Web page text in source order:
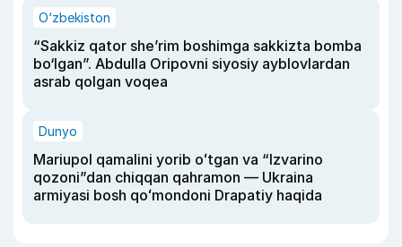
O‘zbekiston
“Sakkiz qator she’rim boshimga sakkizta bomba
bo‘lgan”. Abdulla Oripovni siyosiy ayblovlardan
asrab qolgan voqea
Dunyo
Mariupol qamalini yorib oʻtgan va “Izvarino
qozoni”dan chiqqan qahramon — Ukraina
armiyasi bosh qoʻmondoni Drapatiy haqida